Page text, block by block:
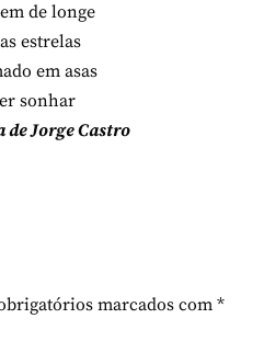
de longe
estrelas
em asas
sonhar
de Jorge Castro
marcados com*